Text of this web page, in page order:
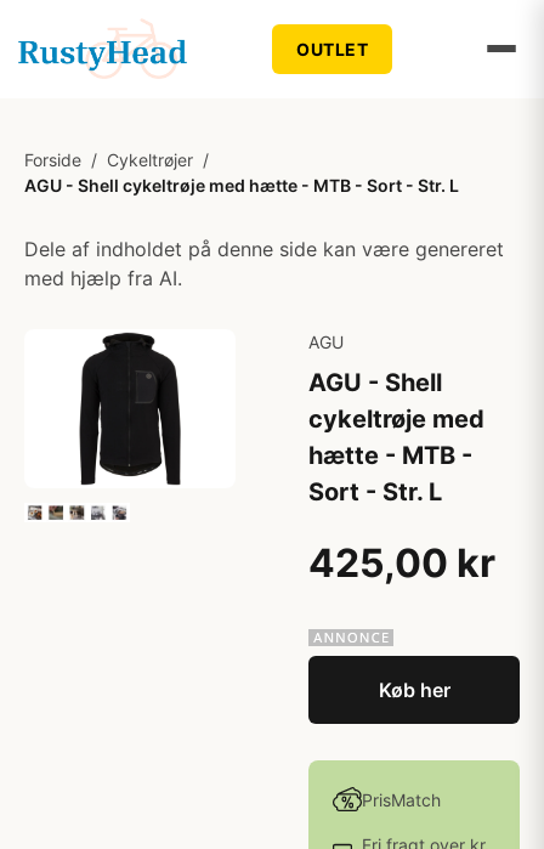
OUTLET
Forside / Cykeltrøjer /
AGU - Shell cykeltrøje med hætte - MTB - Sort - Str. L
Dele af indholdet på denne side kan være genereret
med hjælp fra AI.
AGU
AGU - Shell
cykeltrøje med
hætte - MTB -
Sort - Str. L
425,00 kr
Køb her
PrisMatch
Fri fragt over kr.